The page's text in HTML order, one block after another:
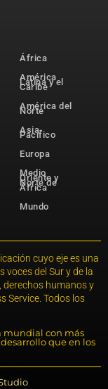
África
América
Latina y el
Caribe
América del
Norte
Asia-
Pacífico
Europa
Medio
Oriente y
Norte de
África
Mundo
cuyo eje es una
voces del Sur y de la
derechos humanos y
Service. Todos los
mundial con más
que en los